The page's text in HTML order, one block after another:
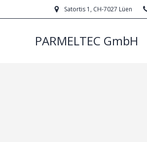
Satortis 1, CH-7027 Lüen
PARMELTEC GmbH